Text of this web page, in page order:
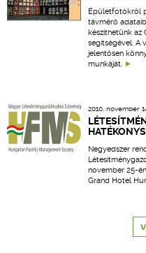
Épületfotókról
távmérő
készíthetünk az
segítségével. A
jelentősen
munkáját.
2010. november
Negyedszer
november 25-
Grand Hotel